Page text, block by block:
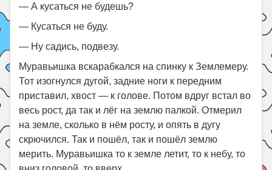
— А кусаться не будешь?
— Кусаться не буду.
— Ну садись, подвезу.
Муравьишка вскарабкался на спинку к Землемеру.
Тот изогнулся дугой, задние ноги к передним
приставил, хвост — к голове. Потом вдруг встал во
весь рост, да так и лёг на землю палкой. Отмерил
на земле, сколько в нём росту, и опять в дугу
скрючился. Так и пошёл, так и пошёл землю
мерить. Муравьишка то к земле летит, то к небу, то